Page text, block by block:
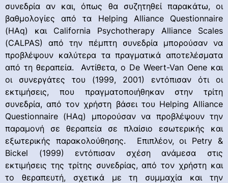
συνεδρία αν και, όπως θα συζητηθεί παρακάτω, οι
βαθμολογίες από τα Helping Alliance Questionnaire
(HAq) και California Psychotherapy Alliance Scales
(CALPAS) από την πέμπτη συνεδρία μπορούσαν να
προβλέψουν καλύτερα τα πραγματικά αποτελέσματα
από τη θεραπεία. Αντίθετα, ο De Weert-Van Oene και
οι συνεργάτες του (1999, 2001) εντόπισαν ότι οι
εκτιμήσεις, που πραγματοποιήθηκαν στην τρίτη
συνεδρία, από τον χρήστη βάσει του Helping Alliance
Questionnaire (HAq) μπορούσαν να προβλέψουν την
παραμονή σε θεραπεία σε πλαίσιο εσωτερικής και
εξωτερικής παρακολούθησης. Επιπλέον, οι Petry &
Bickel (1999) εντόπισαν σχέση ανάμεσα στις
εκτιμήσεις της τρίτης συνεδρίας, από τον χρήστη και
το θεραπευτή, σχετικά με τη συμμαχία και την